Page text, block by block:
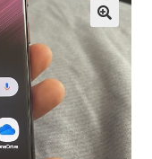
Mở
rộng